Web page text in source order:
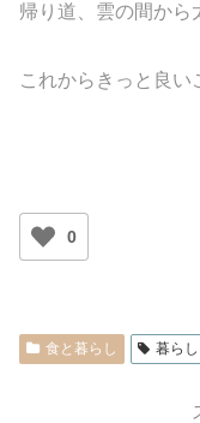
帰り道、雲の間から
これからきっと良
0
食と暮らし 暮らし